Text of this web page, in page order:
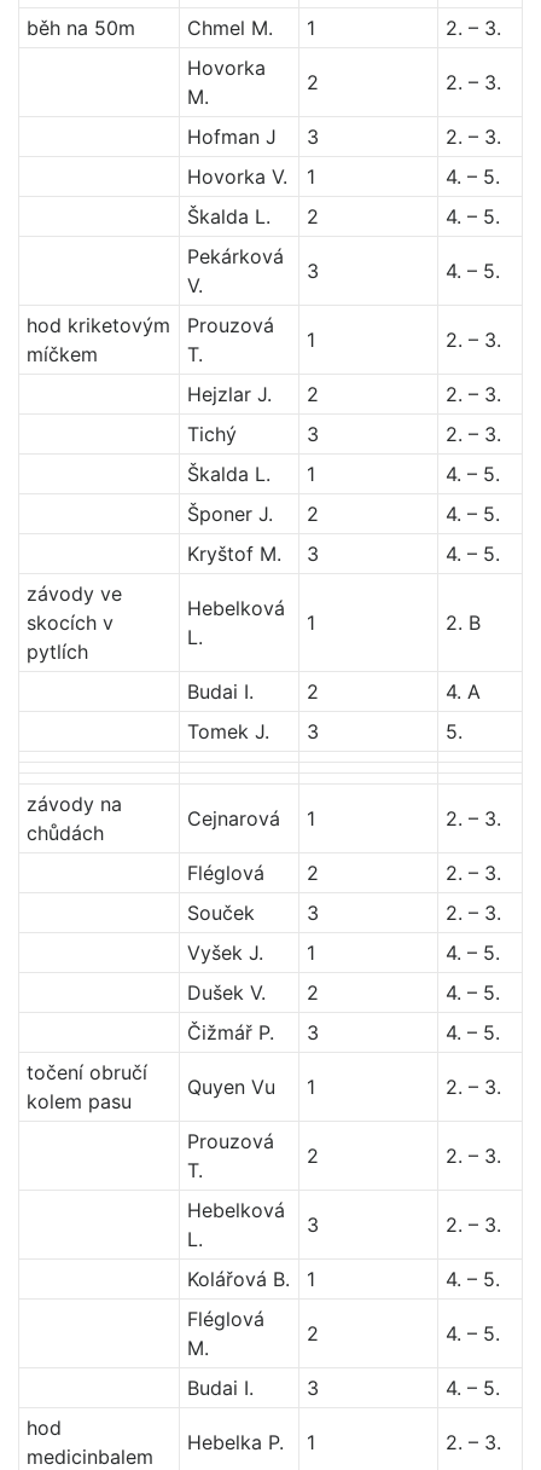
běh na 50m Chmel M. 1
2. – 3.
Hovorka
M.
2 2. – 3.
Hofman J 3
2. – 3.
Hovorka V.
1
4. – 5.
Škalda L.
2
4. – 5.
Pekárková
V.
3 4. – 5.
hod kriketovým
míčkem
Prouzová
T.
1 2. – 3.
Hejzlar J. 2
2. – 3.
Tichý
3
2. – 3.
Škalda L.
1
4. – 5.
Šponer J.
2
4. – 5.
Kryštof M.
3
4. – 5.
závody ve
skocích v
pytlích
Hebelková
L.
1 2. B
Budai I. 2
4. A
Tomek J.
3 5.
závody na
chůdách
Cejnarová 1 2. – 3.
Fléglová 2
2. – 3.
Souček
3
2. – 3.
Vyšek J.
1
4. – 5.
Dušek V.
2
4. – 5.
Čižmář P.
3
4. – 5.
točení obručí
kolem pasu
Quyen Vu 1 2. – 3.
Prouzová
T.
2 2. – 3.
Hebelková
L.
3 2. – 3.
Kolářová B. 1
4. – 5.
Fléglová
M.
2 4. – 5.
Budai I. 3
4. – 5.
hod
medicinbalem
Hebelka P. 1 2. – 3.